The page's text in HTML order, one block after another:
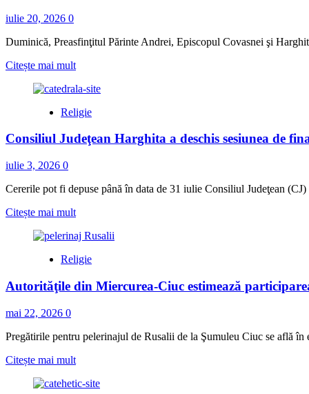
împărăteşti
Bisericii
lemn
Uilac
iulie 20, 2026 0
Duminică, Preasfinţitul Părinte Andrei, Episcopul Covasnei şi
Citește mai multRead
about
Bisericii
Ierarh
sărbătorit
Sfânta
arhierească
binecuvântarea
restaurate
Religie
Consiliul Judeţean Harghita a deschis sesiunea de
iulie 3, 2026 0
Cererile pot fi depuse până în data de 31 iulie Consiliul Judeţean
Citește mai multRead
about
Judeţean
a
finanţare
cultele
Religie
Autorităţile din Miercurea-Ciuc estimează
mai 22, 2026 0
Pregătirile pentru pelerinajul de Rusalii de la Şumuleu Ciuc se află
Citește mai multRead
about